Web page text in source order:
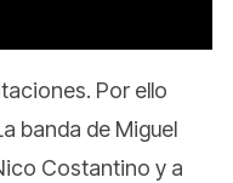
Por ello
banda de Miguel
Costantino y a